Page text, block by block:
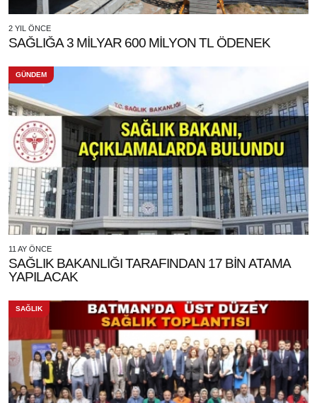
2 YIL ÖNCE
SAĞLIĞA 3 MİLYAR 600 MİLYON TL ÖDENEK
GÜNDEM
11 AY ÖNCE
SAĞLIK BAKANLIĞI TARAFINDAN 17 BİN ATAMA
YAPILACAK
SAĞLIK